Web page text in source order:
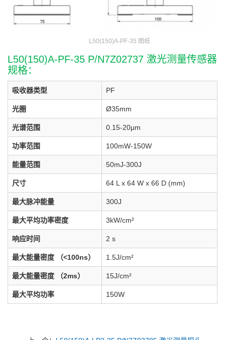
L50(150)A-PF-35 图纸
L50(150)A-PF-35 P/N7Z02737 激光测量传感器
规格：
吸收器类型 PF
光圈 Ø35mm
光谱范围 0.15-20µm
功率范围 100mW-150W
能量范围 50mJ-300J
尺寸 64 L x 64 W x 66 D (mm)
最大脉冲能量 300J
最大平均功率密度 3kW/cm²
响应时间 2 s
最大能量密度 （<100ns） 1.5J/cm²
最大能量密度 （2ms） 15J/cm²
最大平均功率 150W